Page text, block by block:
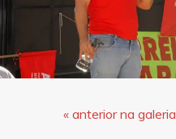
« anterior na galeria